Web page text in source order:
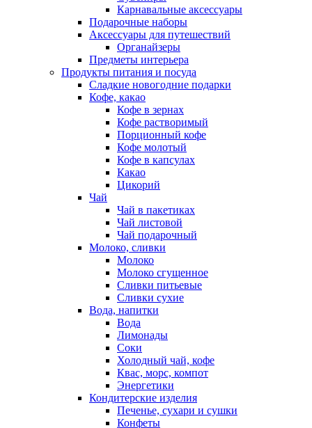
Карнавальные аксессуары
Подарочные наборы
Аксессуары для путешествий
Органайзеры
Предметы интерьера
Продукты питания и посуда
Сладкие новогодние подарки
Кофе, какао
Кофе в зернах
Кофе растворимый
Порционный кофе
Кофе молотый
Кофе в капсулах
Какао
Цикорий
Чай
Чай в пакетиках
Чай листовой
Чай подарочный
Молоко, сливки
Молоко
Молоко сгущенное
Сливки питьевые
Сливки сухие
Вода, напитки
Вода
Лимонады
Соки
Холодный чай, кофе
Квас, морс, компот
Энергетики
Кондитерские изделия
Печенье, сухари и сушки
Конфеты